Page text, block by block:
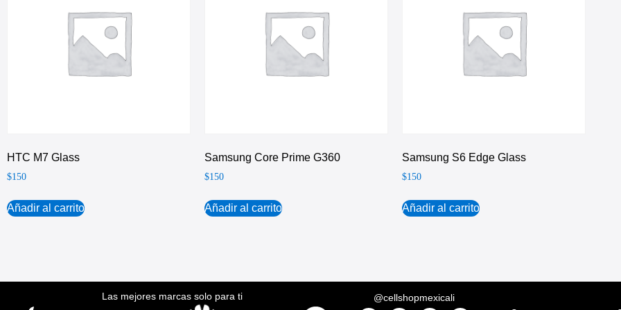
HTC M7 Glass
$150
Añadir al carrito
Samsung Core Prime G360
$150
Añadir al carrito
Samsung S6 Edge Glass
$150
Añadir al carrito
Las mejores marcas solo para ti @cellshopmexicali